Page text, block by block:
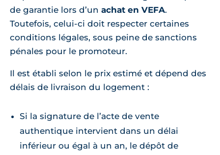
de garantie lors d’un achat en VEFA.
Toutefois, celui-ci doit respecter certaines
conditions légales, sous peine de sanctions
pénales pour le promoteur.
Il est établi selon le prix estimé et dépend des
délais de livraison du logement :
Si la signature de l’acte de vente
authentique intervient dans un délai
inférieur ou égal à un an, le dépôt de